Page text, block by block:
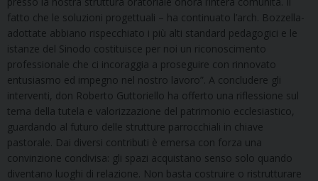
fatto che le soluzioni progettuali – ha continuato l’arch. Bozzella-
adottate abbiano rispecchiato i più alti standard pedagogici e le
istanze del Sinodo costituisce per noi un riconoscimento
professionale che ci incoraggia a proseguire con rinnovato
entusiasmo ed impegno nel nostro lavoro”. A concludere gli
interventi, don Roberto Guttoriello ha offerto una riflessione sul
tema della tutela e valorizzazione del patrimonio ecclesiastico,
guardando al futuro delle strutture parrocchiali in chiave
pastorale. Dai diversi contributi è emersa con forza una
convinzione condivisa: gli spazi acquistano senso solo quando
diventano luoghi di relazione. Non basta costruire o ristrutturare